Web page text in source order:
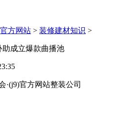
方网站 > 装修建材知识 >
助成立爆款曲播池
·(j9)官方网站整装公司